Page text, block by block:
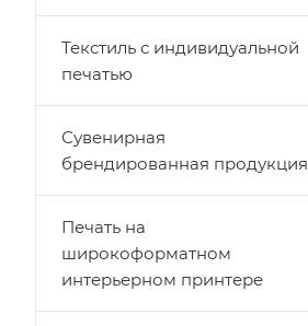
Текстиль с индивидуальной
печатью
Сувенирная
брендированная продукция
Печать на
широкоформатном
интерьерном принтере